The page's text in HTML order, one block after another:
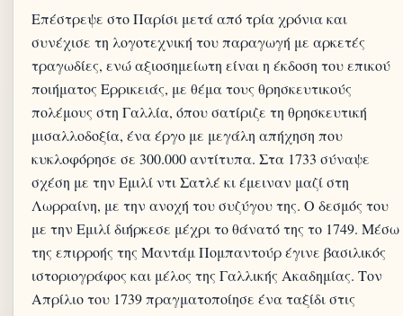
Επέστρεψε στο Παρίσι μετά από τρία χρόνια και
συνέχισε τη λογοτεχνική του παραγωγή με αρκετές
τραγωδίες, ενώ αξιοσημείωτη είναι η έκδοση του επικού
ποιήματος Ερρικειάς, με θέμα τους θρησκευτικούς
πολέμους στη Γαλλία, όπου σατίριζε τη θρησκευτική
μισαλλοδοξία, ένα έργο με μεγάλη απήχηση που
κυκλοφόρησε σε 300.000 αντίτυπα. Στα 1733 σύναψε
σχέση με την Εμιλί ντι Σατλέ κι έμειναν μαζί στη
Λωρραίνη, με την ανοχή του συζύγου της. Ο δεσμός του
με την Εμιλί διήρκεσε μέχρι το θάνατό της το 1749. Μέσω
της επιρροής της Μαντάμ Πομπαντούρ έγινε βασιλικός
ιστοριογράφος και μέλος της Γαλλικής Ακαδημίας. Τον
Απρίλιο του 1739 πραγματοποίησε ένα ταξίδι στις